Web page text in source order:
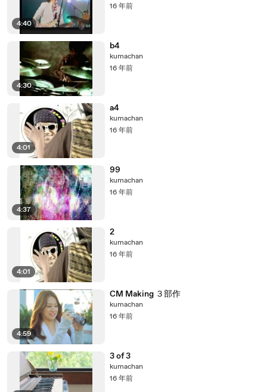
4:40
16 年前
4:30
b4
kumachan
16 年前
4:01
a4
kumachan
16 年前
4:37
99
kumachan
16 年前
4:01
2
kumachan
16 年前
4:59
CM Making ３部作
kumachan
16 年前
3 of 3
kumachan
16 年前